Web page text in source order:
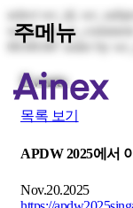
주메뉴
select wr_id,
where
00:00:00' order by
Events
목록 보기
APDW 2025에서
Nov.20.2025